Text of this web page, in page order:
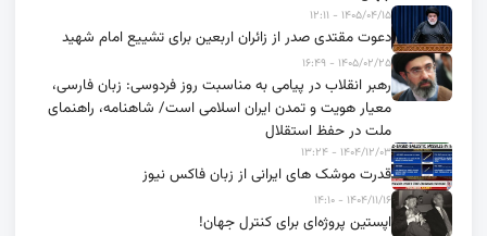
۱۴۰۵/۰۴/۱۵ - ۱۲:۱۱
دعوت مقتدی صدر از زائران اربعین برای تشییع امام شهید
۱۴۰۵/۰۲/۲۵ - ۱۶:۴۹
رهبر انقلاب در پیامی به مناسبت روز فردوسی: زبان فارسی،
معیار هویت و تمدن ایران اسلامی است/ شاهنامه، راهنمای
ملت در حفظ استقلال
۱۴۰۴/۱۲/۰۳ - ۱۳:۲۴
قدرت موشک های ایرانی از زبان فاکس نیوز
۱۴۰۴/۱۱/۱۶ - ۱۴:۱۰
اپستین پروژه‌ای برای کنترل جهان!